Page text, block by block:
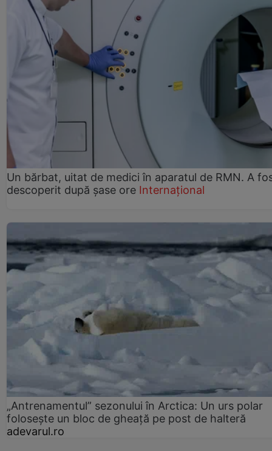
Un bărbat, uitat de medici în aparatul de RMN. A
descoperit după șase ore Internațional
„Antrenamentul” sezonului în Arctica: Un urs polar
folosește un bloc de gheață pe post de halteră
adevarul.ro